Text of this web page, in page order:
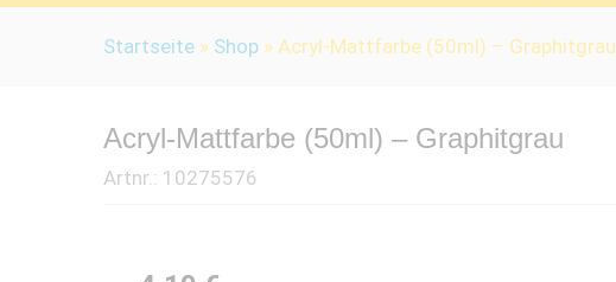
Startseite » Shop » Acryl-Mattfarbe (50ml) – Graphitgrau
Acryl-Mattfarbe (50ml) – Graphitgrau
Artnr.: 10275576